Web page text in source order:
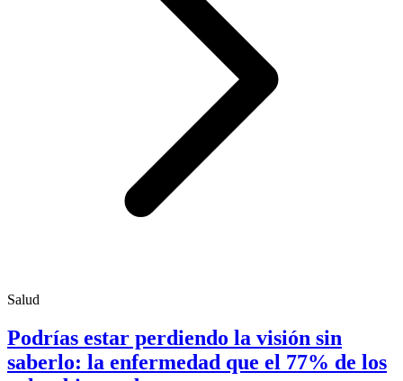
Salud
Podrías estar perdiendo la visión sin
saberlo: la enfermedad que el 77% de los